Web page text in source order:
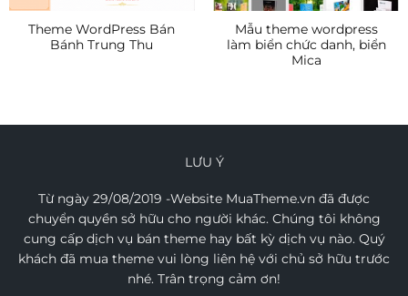
Theme WordPress Bán
Bánh Trung Thu
Mẫu theme wordpress
làm biển chức danh, biển
Mica
LƯU Ý
Từ ngày 29/08/2019 -Website MuaTheme.vn đã được
chuyển quyền sở hữu cho người khác. Chúng tôi không
cung cấp dịch vụ bán theme hay bất kỳ dịch vụ nào. Quý
khách đã mua theme vui lòng liên hệ với chủ sở hữu trước
nhé. Trân trọng cảm ơn!